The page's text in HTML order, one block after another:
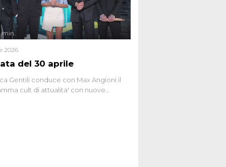
del 30 aprile
min
2026
Gentili conduce con Max Angioni il
cult di attualita' con nuove